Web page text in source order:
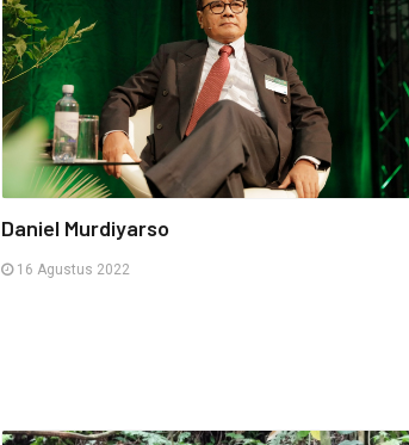
Daniel Murdiyarso
16 Agustus 2022